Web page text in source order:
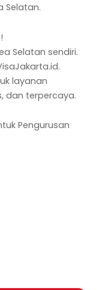
Selatan.
Selatan sendiri.
layanan
dan terpercaya.
Pengurusan